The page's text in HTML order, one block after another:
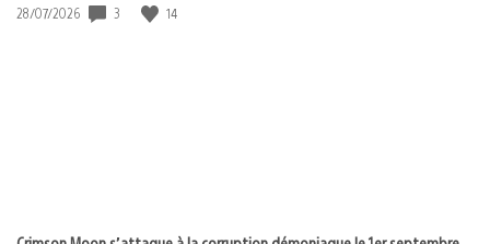
Date
28/07/2026 3 14